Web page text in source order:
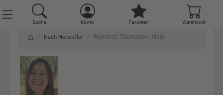
Suche Konto Favoriten Warenkorb
Nach Hersteller Reynolds Thompson, Mary